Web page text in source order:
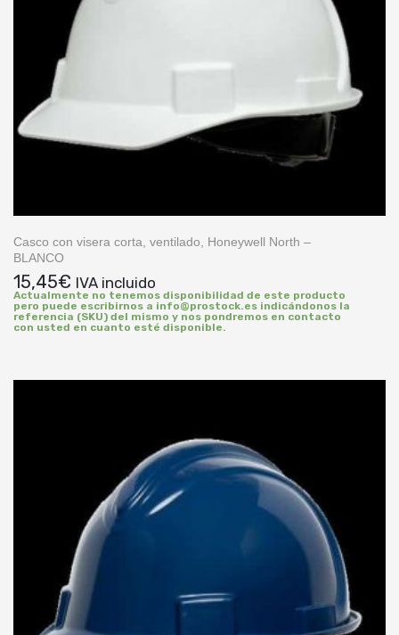
Casco con visera corta, ventilado, Honeywell North –
BLANCO
15,45€ IVA incluido
Actualmente no tenemos disponibilidad de este producto
pero puede escribirnos a info@prostock.es indicándonos la
referencia (SKU) del mismo y nos pondremos en contacto
con usted en cuanto esté disponible.